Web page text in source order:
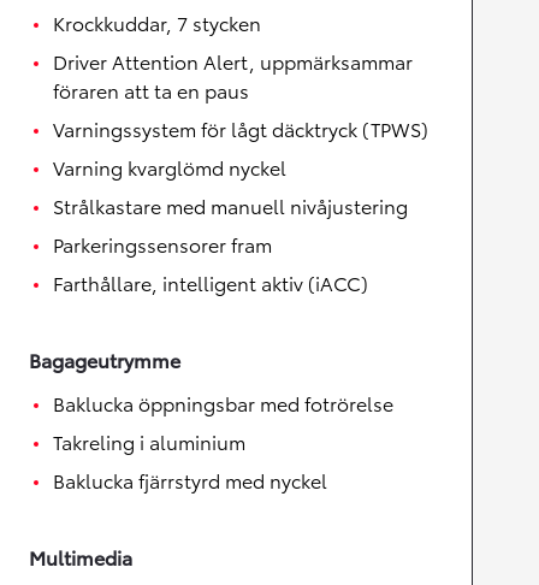
Krockkuddar, 7 stycken
Driver Attention Alert, uppmärksammar
föraren att ta en paus
Varningssystem för lågt däcktryck (TPWS)
Varning kvarglömd nyckel
Strålkastare med manuell nivåjustering
Parkeringssensorer fram
Farthållare, intelligent aktiv (iACC)
Bagageutrymme
Baklucka öppningsbar med fotrörelse
Takreling i aluminium
Baklucka fjärrstyrd med nyckel
Multimedia